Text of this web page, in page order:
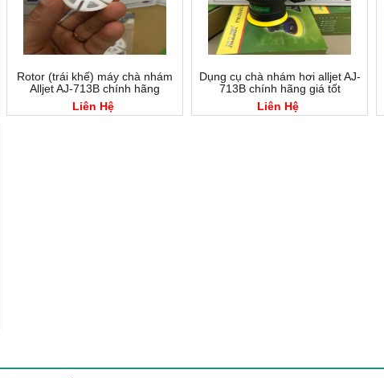
Rotor (trái khế) máy chà nhám
Alljet AJ-713B chính hãng
Liên Hệ
Dụng cụ chà nhám hơi alljet AJ-
713B chính hãng giá tốt
Liên Hệ